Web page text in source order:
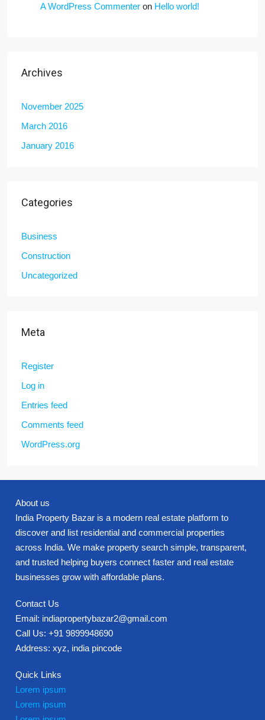
A WordPress Commenter on Hello world!
Archives
November 2025
March 2016
January 2016
Categories
Business
Construction
Uncategorized
Meta
Register
Log in
Entries feed
Comments feed
WordPress.org
About us
India Property Bazar is a modern real estate platform to
discover and list residential and commercial properties
across India. We make property search simple, transparent,
and trusted helping buyers connect faster and real estate
businesses grow with affordable plans.
Contact Us
Email: indiapropertybazar2@gmail.com
Call Us: +91 9899948690
Address: xyz, india pincode
Quick Links
Lorem ipsum
Lorem ipsum